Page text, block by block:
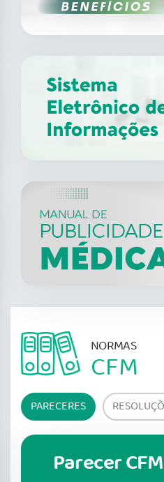
XII Fórum de
Trabalho do
14 ago
2026
NORMAS
CFM
PARECERES
Parecer